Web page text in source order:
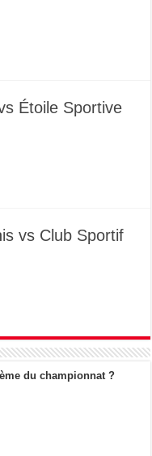
Étoile Sportive
vs Club Sportif
du championnat ?